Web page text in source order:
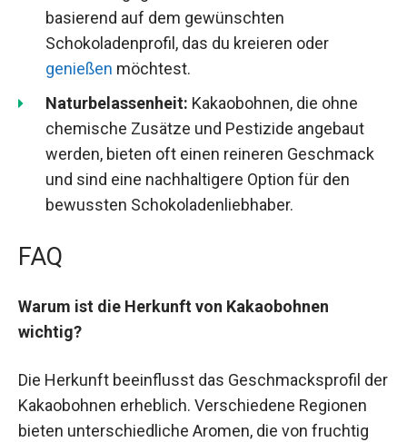
basierend auf dem gewünschten
Schokoladenprofil, das du kreieren oder
genießen möchtest.
Naturbelassenheit: Kakaobohnen, die ohne
chemische Zusätze und Pestizide angebaut
werden, bieten oft einen reineren Geschmack
und sind eine nachhaltigere Option für den
bewussten Schokoladenliebhaber.
FAQ
Warum ist die Herkunft von Kakaobohnen
wichtig?
Die Herkunft beeinflusst das Geschmacksprofil der
Kakaobohnen erheblich. Verschiedene Regionen
bieten unterschiedliche Aromen, die von fruchtig